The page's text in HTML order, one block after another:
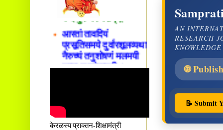
AN
RESEARCH
🌐
📝 Submit
वन्दे गुरु परम्पराम् ॥
आस्तां तावदियं
प्रसूतिसमये दुर्वारशूलव्यथा
नैरुच्यं तनुशोषणं मलमयी
शय्या च सांवत्सरी ।
एकस्यापि न गर्भ-भार-भरण-
नमः॥–
केरळस्य प्राक्तन-शिक्षामंत्री